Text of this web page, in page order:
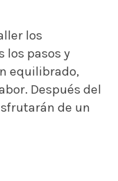
los
los pasos y
equilibrado,
Después del
de un